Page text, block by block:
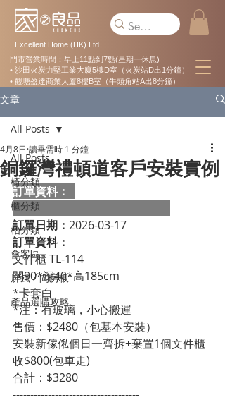
Excellent Home (HK) Ltd
門市營業時間：早上11點到7點(星期一休息)
• 沙田火炭力堅工業大廈5樓D室（火炭站D出1分鐘）
• 觀塘盈達商業大廈8樓B室（牛頭角站A出8分鐘）
文章
All Posts
椅分類
櫃分類
枱分類
會客區
屏風 / 間房板
產品選購攻略
All Posts
銅鑼灣禮頓道客戶安裝實例
4月8日 讀畢需時 1 分鐘
訂單資料：
訂單日期： 2026-03-17
訂單資料：
文件櫃 TL-114
闊90*深40*高185cm
*卡套白
*注：有玻璃，小心搬運
售價：$2480（包基本安裝）
安裝新傢俬個日一齊拆+棄置1個文件櫃
收$800(包車走)
合計：$3280
------------------------------------